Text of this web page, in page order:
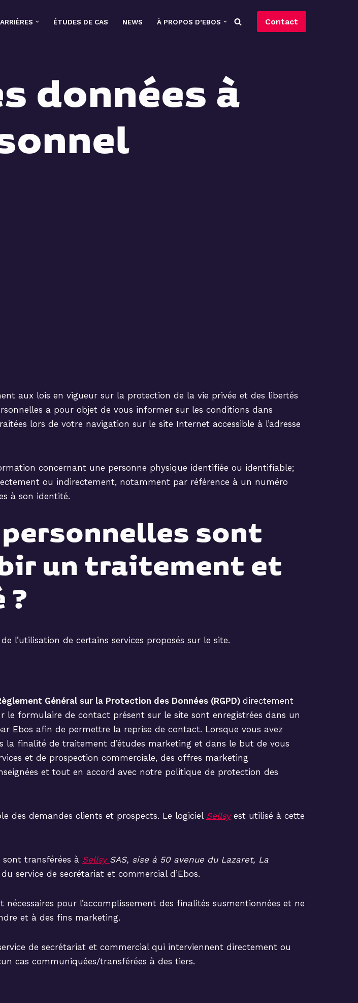
ÉTUDES DE CAS NEWS À PROPOS D’EBOS Contact
données à
aux lois en vigueur sur la protection de la vie privée et des libertés
a pour objet de vous informer sur les conditions dans
lors de votre navigation sur le site Internet accessible à l’adresse
concernant une personne physique identifiée ou identifiable;
ou indirectement, notamment par référence à un numéro
à son identité.
personnelles sont
un traitement et
?
l’utilisation de certains services proposés sur le site.
Général sur la Protection des Données (RGPD) directement
formulaire de contact présent sur le site sont enregistrées dans un
Ebos afin de permettre la reprise de contact. Lorsque vous avez
la finalité de traitement d’études marketing et dans le but de vous
et de prospection commerciale, des offres marketing
et tout en accord avec notre politique de protection des
des demandes clients et prospects. Le logiciel Sellsyest utilisé à cette
transférées à Sellsy SAS, sise à 50 avenue du Lazaret, La
service de secrétariat et commercial d’Ebos.
pour l’accomplissement des finalités susmentionnées et ne
et à des fins marketing.
de secrétariat et commercial qui interviennent directement ou
cas communiquées/transférées à des tiers.